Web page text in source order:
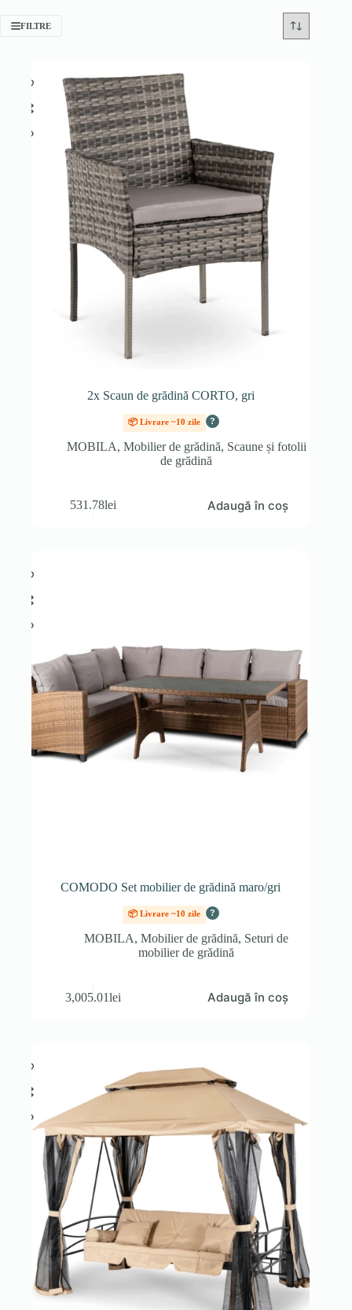
FILTRE
2x Scaun de grădină CORTO, gri
📦 Livrare ~10 zile ?
MOBILA, Mobilier de grădină, Scaune și fotolii
de grădină
531.78lei Adaugă în coș
COMODO Set mobilier de grădină maro/gri
📦 Livrare ~10 zile ?
MOBILA,Mobilier de grădină, Seturi de
mobilier de grădină
3,005.01lei Adaugă în coș